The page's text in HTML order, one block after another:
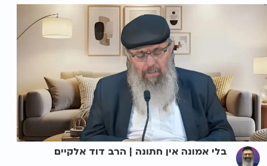
בלי אמונה אין חתונה | הרב דוד אלקיים